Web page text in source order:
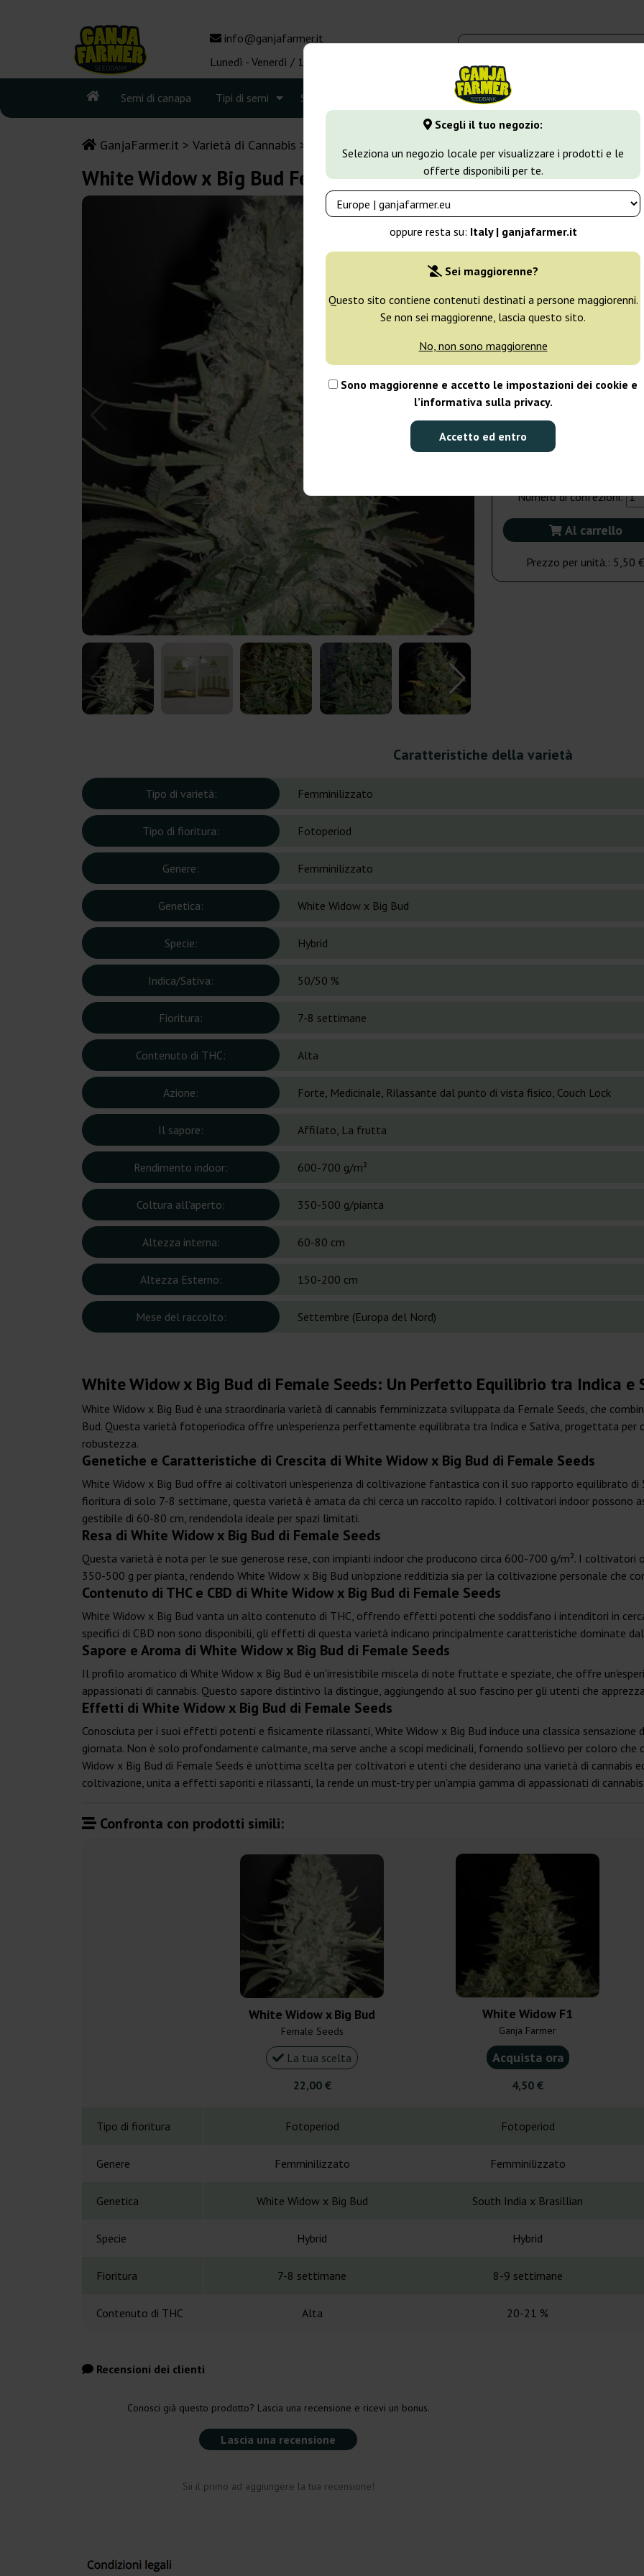
Scegli il tuo negozio:
Seleziona un negozio locale per visualizzare i prodotti e le
offerte disponibili per te.
oppure resta su: Italy | ganjafarmer.it
Sei maggiorenne?
Questo sito contiene contenuti destinati a persone maggiorenni.
Se non sei maggiorenne, lascia questo sito.
No, non sono maggiorenne
Sono maggiorenne e accetto le impostazioni dei cookie e
l’informativa sulla privacy.
Accetto ed entro
info@ganjafarmer.it
Lunedì - Venerdì / 10:00 - 16:00
Semi di canapa Tipi di semi Seedbank Tipi di marijuana Altro
GanjaFarmer.it Varietà di Cannabis
White Widow x Big Bud Female Seeds
Female Seeds
4 semi
Spedito oggi
10 semi
Spedito oggi
Numero di confezioni:
Al carrello
Prezzo per unità.: 5,50 €
Caratteristiche della varietà
Tipo di varietà: Femminilizzato
Tipo di fioritura: Fotoperiod
Genere: Femminilizzato
Genetica: White Widow x Big Bud
Specie: Hybrid
Indica/Sativa: 50/50 %
Fioritura: 7-8 settimane
Contenuto di THC: Alta
Azione: Forte, Medicinale, Rilassante dal punto di vista fisico, Couch Lock
Il sapore: Affilato, La frutta
Rendimento indoor: 600-700 g/m²
Coltura all'aperto: 350-500 g/pianta
Altezza interna: 60-80 cm
Altezza Esterno: 150-200 cm
Mese del raccolto: Settembre (Europa del Nord)
White Widow x Big Bud di Female Seeds: Un Perfetto Equilibrio tra Indica e
White Widow x Big Bud è una straordinaria varietà di cannabis femminizzata sviluppata da Female Seeds, che
Bud. Questa varietà fotoperiodica offre un'esperienza perfettamente equilibrata tra Indica e Sativa, progettata per
robustezza.
Genetiche e Caratteristiche di Crescita di White Widow x Big Bud di Female Seeds
White Widow x Big Bud offre ai coltivatori un'esperienza di coltivazione fantastica con il suo rapporto equilibrato di
fioritura di solo 7-8 settimane, questa varietà è amata da chi cerca un raccolto rapido. I coltivatori indoor possono
gestibile di 60-80 cm, rendendola ideale per spazi limitati.
Resa di White Widow x Big Bud di Female Seeds
Questa varietà è nota per le sue generose rese, con impianti indoor che producono circa 600-700 g/m². I
350-500 g per pianta, rendendo White Widow x Big Bud un'opzione redditizia sia per la coltivazione personale che
Contenuto di THC e CBD di White Widow x Big Bud di Female Seeds
White Widow x Big Bud vanta un alto contenuto di THC, offrendo effetti potenti che soddisfano i intenditori in
specifici di CBD non sono disponibili, gli effetti di questa varietà indicano principalmente caratteristiche dominate
Sapore e Aroma di White Widow x Big Bud di Female Seeds
Il profilo aromatico di White Widow x Big Bud è un'irresistibile miscela di note fruttate e speziate, che offre
appassionati di cannabis. Questo sapore distintivo la distingue, aggiungendo al suo fascino per gli utenti che
Effetti di White Widow x Big Bud di Female Seeds
Conosciuta per i suoi effetti potenti e fisicamente rilassanti, White Widow x Big Bud induce una classica sensazione
giornata. Non è solo profondamente calmante, ma serve anche a scopi medicinali, fornendo sollievo per coloro che
Widow x Big Bud di Female Seeds è un'ottima scelta per coltivatori e utenti che desiderano una varietà di cannabis
coltivazione, unita a effetti saporiti e rilassanti, la rende un must-try per un'ampia gamma di appassionati di cannabis.
Confronta con prodotti simili:
White Widow x Big Bud
Female Seeds
La tua scelta
22,00 €
White Widow F1
Ganja Farmer
Acquista ora
4,50 €
Tipo di fioritura Fotoperiod Fotoperiod
Genere Femminilizzato Femminilizzato
Genetica White Widow x Big Bud South India x Brasillian
Specie Hybrid Hybrid
Fioritura 7-8 settimane 8-9 settimane
Contenuto di THC Alta 20-21 %
Recensioni dei clienti
Conosci già questo prodotto? Lascia una recensione e ricevi un bonus.
Lascia una recensione
Sii il primo ad aggiungere la tua recensione!